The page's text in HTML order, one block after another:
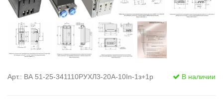
Арт.: ВА 51-25-341110РУХЛ3-20А-10In-1з+1р В наличии